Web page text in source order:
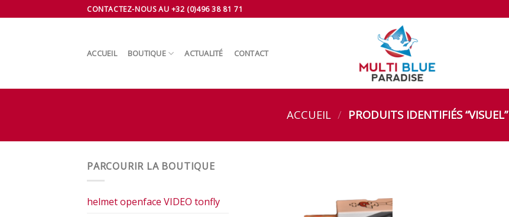
to
CONTACTEZ-NOUS AU +32 (0)496 38 81 71
ACCUEIL BOUTIQUE ACTUALITÉ CONTACT
ACCUEIL / PRODUITS IDENTIFIÉS “VISUEL”
PARCOURIR LA BOUTIQUE
helmet openface VIDEO tonfly